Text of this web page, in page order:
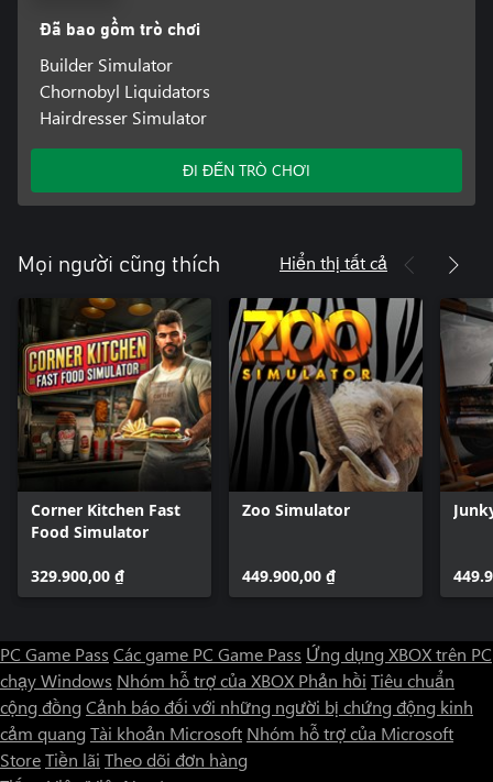
Đã bao gồm trò chơi
Builder Simulator
Chornobyl Liquidators
Hairdresser Simulator
ĐI ĐẾN TRÒ CHƠI
Mọi người cũng thích Hiển thị tất cả
Corner Kitchen Fast
Food Simulator
329.900,00 ₫
Zoo Simulator
449.900,00 ₫
PC Game Pass Các game PC Game Pass Ứng dụng XBOX trên PC
chạy Windows Nhóm hỗ trợ của XBOX Phản hồi Tiêu chuẩn
cộng đồng Cảnh báo đối với những người bị chứng động kinh
cảm quang Tài khoản Microsoft Nhóm hỗ trợ của Microsoft
StoreTiền lãi Theo dõi đơn hàng